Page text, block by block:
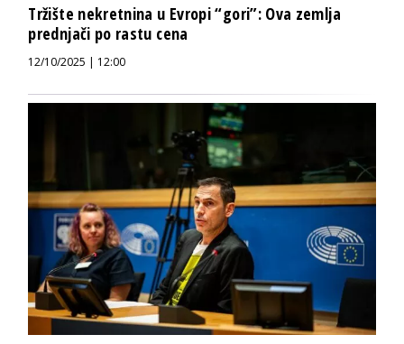
Tržište nekretnina u Evropi “gori”: Ova zemlja
prednjači po rastu cena
12/10/2025 | 12:00